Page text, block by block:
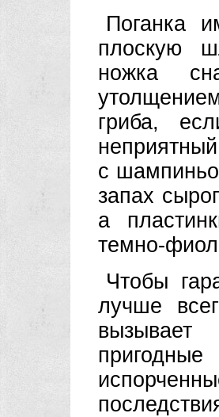
Поганка
плоскую
ножка
гриба,
с
запах
а
темно-
Чтобы
лучше